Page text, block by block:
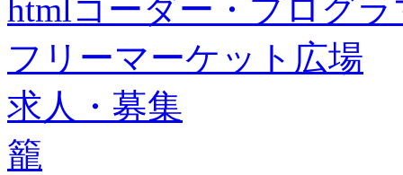
htmlコーダー・プログラ
フリーマーケット広場
求人・募集
籠